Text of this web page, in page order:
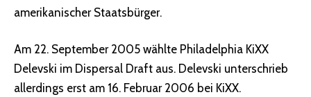
amerikanischer Staatsbürger.
Am 22. September 2005 wählte Philadelphia KiXX
Delevski im Dispersal Draft aus. Delevski unterschrieb
allerdings erst am 16. Februar 2006 bei KiXX.